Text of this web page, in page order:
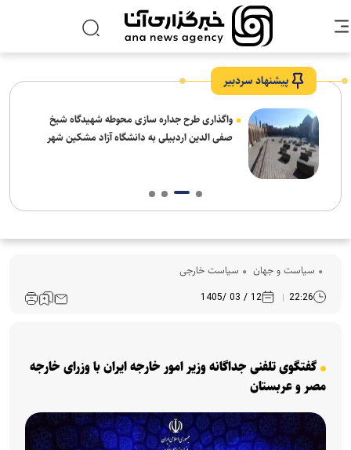
پیشنهاد سردبیر
واگذاری طرح جداره سازی محوطه شهیدگاه شیخ
صفی الدین اردبیلی به دانشگاه آزاد مشکین شهر
سیاست و جهان سیاست خارجی
22:26
12 / 03 /1405
گفتگوی تلفنی جداگانه وزیر امور خارجه ایران با وزرای خارجه
مصر و عربستان